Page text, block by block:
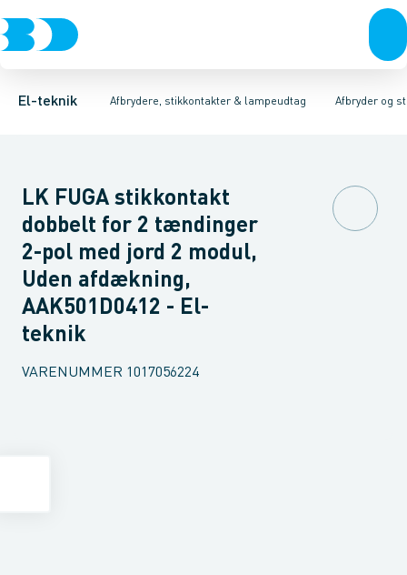
El-teknik Afbrydere, stikkontakter & lampeudtag
Afbrydere, stikkontakter & lampeudtagForgreningsmateriel
Afbryder og
Afbryder og stikdåsemateriel
Afbryder og stikkontakt kombinationInstallationsafbryder
LK FUGA stikkontakt
dobbelt for 2 tændinger
2-pol med jord 2 modul,
Uden afdækning,
AAK501D0412 - El-
teknik
VARENUMMER 1017056224